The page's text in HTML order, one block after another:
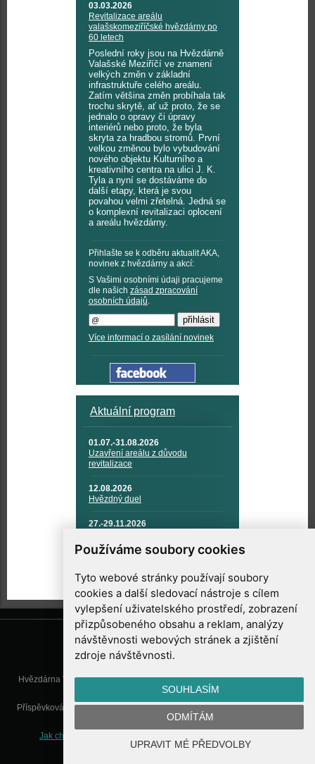
Používáme soubory cookies
Tyto webové stránky používají soubory
cookies a další sledovací nástroje s cílem
vylepšení uživatelského prostředí, zobrazení
přizpůsobeného obsahu a reklam, analýzy
návštěvnosti webových stránek a zjištění
zdroje návštěvnosti.
SOUHLASÍM
ODMÍTÁM
UPRAVIT MÉ PŘEDVOLBY
03.03.2026
Revitalizace areálu
valašskomeziříčské hvězdárny po
60 letech
Poslední roky jsou na Hvězdárně
Valašské Meziříčí ve znamení
velkých změn v základní
infrastruktuře celého areálu.
Zatím většina změn probíhala tak
trochu skrytě, ať už proto, že se
jednalo o opravy či úpravy
interiérů nebo proto, že byla
skryta za hradbou stromů. První
velkou změnou bylo vybudování
nového objektu Kulturního a
kreativního centra na ulici J. K.
Tyla a nyní se dostáváme do
další etapy, která je svou
povahou velmi zřetelná. Jedná se
o komplexní revitalizaci oplocení
a areálu hvězdárny.
Přihlašte se k odběru aktualit AKA,
novinek z hvězdárny a akcí:
S Vašimi osobními údaji pracujeme
dle našich zásad zpracování
osobních údajů.
Více informací o zasílání novinek
Aktuální program
01.07.-31.08.2026
Uzavření areálu z důvodu
revitalizace
12.08.2026
Hvězdný duel
27.-29.11.2026
TECHNIKA A KOSMICKÉ
TECHNOLOGIE
Hvězdárna Valašské Meziříčí, příspěvková organizace, Vsetínská 78, 757
01 Valašské Meziříčí
Příspěvková organizace Zlínského kraje. Telefon:571 611 928, Mobil:777
info@astrovm.cz
Jak chráníme Vaše osobní údaje
WebConsult.cz